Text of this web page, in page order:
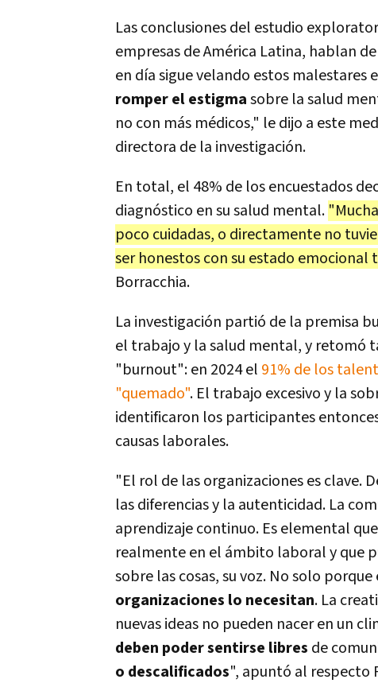
Las conclusiones del estudio
empresas de América Latina, hablan
en día sigue velando estos malestares
romper el estigmasobre la salud
no con más médicos," le dijo a este
directora de la investigación.
En total, el 48% de los encuestados
diagnóstico en su salud mental.
poco cuidadas, o directamente no
ser honestos con su estado emocional
Borracchia.
La investigación partió de la premisa
el trabajo y la salud mental, y retomó
"burnout": en 2024 el 91% de los
"quemado". El trabajo excesivo y la
identificaron los participantes
causas laborales.
"El rol de las organizaciones es clave.
las diferencias y la autenticidad. La
aprendizaje continuo. Es elemental
realmente en el ámbito laboral y que
sobre las cosas, su voz. No solo
organizaciones lo necesitan. La
nuevas ideas no pueden nacer en un
deben poder sentirse libres de
o descalificados", apuntó al respecto